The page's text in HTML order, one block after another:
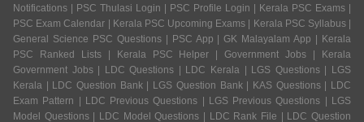
Notifications | PSC Thulasi Login | PSC Profile Login | Kerala PSC Exams |
PSC Exam Calendar | Kerala PSC Upcoming Exams | Kerala PSC Syllabus |
General Science PSC Questions | PSC App | GK Malayalam App | Kerala
PSC Ranked Lists | Kerala PSC Helper | Government Jobs | Kerala
Government Jobs | LDC Questions | LDC Kerala | LGS Questions | LGS
Kerala | LDC Question Bank | LGS Question Bank | KAS Questions | LDC
Exam Pattern | LDC Previous Questions | LGS Previous Questions | LGS
Model Questions | LDC Model Questions | LDC Rank File | LDC Question